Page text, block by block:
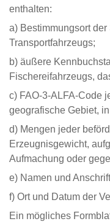
enthalten:
a) Bestimmungsort
Transportfahrzeugs;
b) äußere
Fischereifahrzeugs,
c) FAO-3-ALFA-Code
geografische Gebiet,
d) Mengen jeder
Erzeugnisgewicht,
Aufmachung oder
e) Namen und
f) Ort und Datum der
Ein mögliches